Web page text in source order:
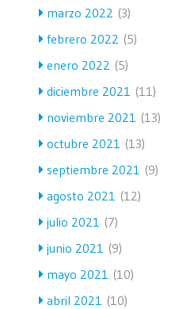
marzo 2022 (3)
febrero 2022 (5)
enero 2022 (5)
diciembre 2021 (11)
noviembre 2021 (13)
octubre 2021 (13)
septiembre 2021 (9)
agosto 2021 (12)
julio 2021 (7)
junio 2021 (9)
mayo 2021 (10)
abril 2021 (10)